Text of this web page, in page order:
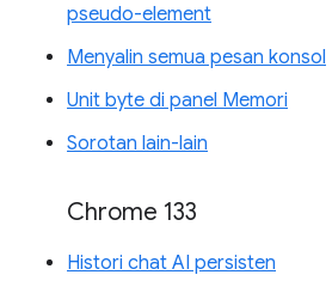
pseudo-element
Menyalin semua pesan konsol
Unit byte di panel Memori
Sorotan lain-lain
Chrome 133
Histori chat AI persisten